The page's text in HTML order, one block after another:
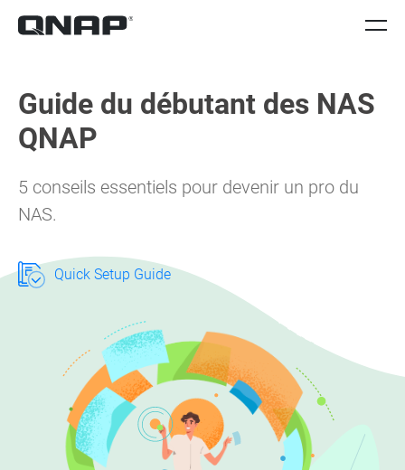
Guide du débutant des NAS
QNAP
5 conseils essentiels pour devenir un pro du
NAS.
Quick Setup Guide